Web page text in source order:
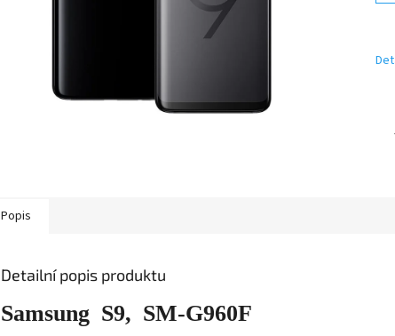
Popis
Detailní popis produktu
Samsung S9, SM-G960F